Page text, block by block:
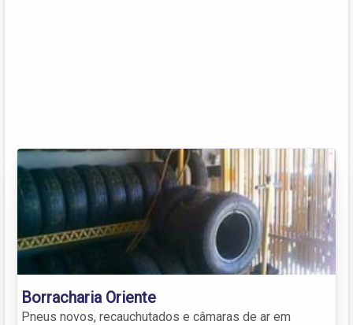
Borracharia Oriente
Pneus novos, recauchutados e câmaras de ar em